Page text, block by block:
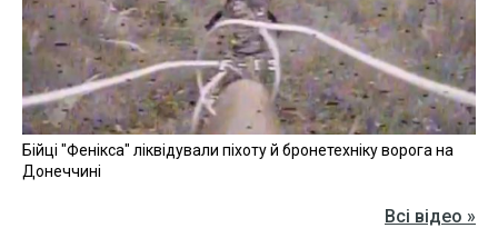
Бійці "Фенікса" ліквідували піхоту й бронетехніку ворога на
Донеччині
Всі відео »